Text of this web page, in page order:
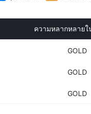
ความหลากหลายใ
GOLD
GOLD
GOLD